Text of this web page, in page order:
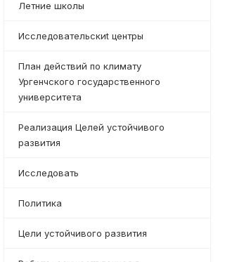
Летние школы
Исследовательскиt центры
План действий по климату
Ургенчского государственного
университета
Реализация Целей устойчивого
развития
Исследовать
Политика
Цели устойчивого развития